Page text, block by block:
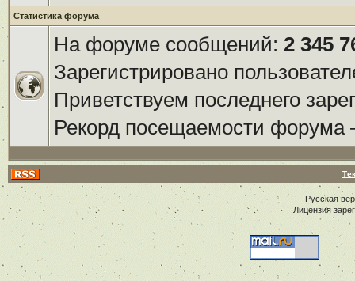
Статистика форума
На форуме сообщений: 2 345
Зарегистрировано
Приветствуем последнего
Рекорд посещаемости
Русская
Лицензия